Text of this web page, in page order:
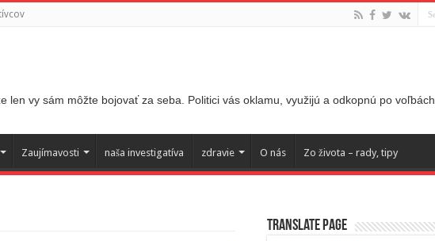
len vy sám môžte bojovať za seba. Politici vás oklamu, využijú a odkopnú po voľbách.
Zaujímavosti naša investigatíva zdravie O nás Zo života – rady, tipy
Translate page